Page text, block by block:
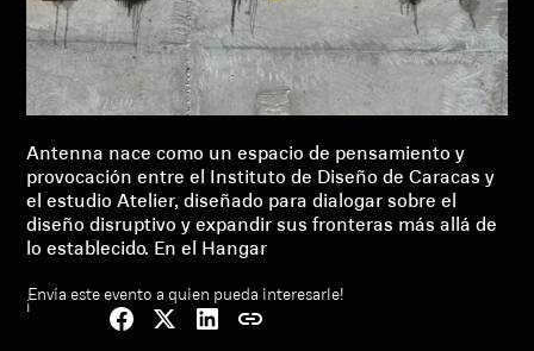
Antenna nace como un espacio de pensamiento y
provocación entre el Instituto de Diseño de Caracas y
el estudio Atelier, diseñado para dialogar sobre el
diseño disruptivo y expandir sus fronteras más allá de
lo establecido. En el Hangar
¡Envía este evento a quien pueda interesarle!